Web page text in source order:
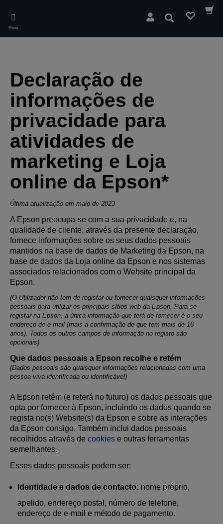
main
content
Menu
Pesquisar
Declaração de
informações de
privacidade para
atividades de
marketing e Loja
online da Epson*
Última atualização em maio de 2023
A Epson preocupa-se com a sua privacidade e, na
qualidade de cliente, através da presente declaração,
fornece informações sobre os seus dados pessoais
mantidos na base de dados de Marketing da Epson, na
base de dados da Loja online da Epson e nos sistemas
associados relacionados com o Website principal da
Epson.
(O Utilizador não tem de registar ou fornecer quaisquer informações
pessoais para utilizar os principais sítios web da Epson. Para se
registar na Epson, a única informação que terá de fornecer é o seu
endereço de e-mail (mais a confirmação de que tem mais de 16
anos). Todos os outros campos de informação no registo são
opcionais).
Que dados pessoais a Epson recolhe e retém
(Dados pessoais são quaisquer informações relacionadas com uma
pessoa viva identificada ou identificável)
A Epson retém (e reterá no futuro) os dados pessoais que
opta por fornecer à Epson, incluindo os dados quando se
regista no(s) Website(s) da Epson e sobre as interações
da Epson consigo. Também inclui dados pessoais
recolhidos através de cookies e outras ferramentas
semelhantes.
Esses dados pessoais podem ser:
Identidade e dados de contacto: nome próprio,
apelido, endereço postal, número de telefone,
endereço de e-mail e método de pagamento.